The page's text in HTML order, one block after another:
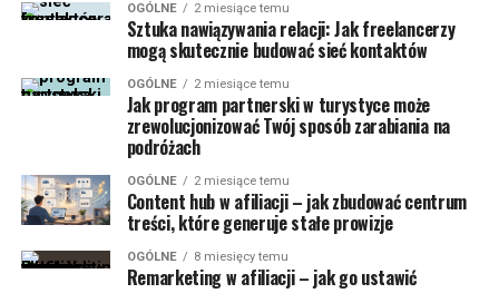
OGÓLNE 2 miesiące temu
Sztuka nawiązywania relacji: Jak freelancerzy
mogą skutecznie budować sieć kontaktów
OGÓLNE 2 miesiące temu
Jak program partnerski w turystyce może
zrewolucjonizować Twój sposób zarabiania na
podróżach
OGÓLNE 2 miesiące temu
Content hub w afiliacji – jak zbudować centrum
treści, które generuje stałe prowizje
OGÓLNE 8 miesięcy temu
Remarketing w afiliacji – jak go ustawić